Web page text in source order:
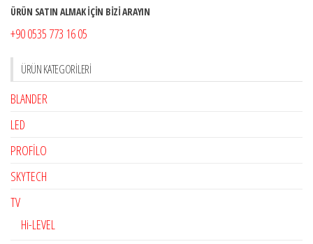
ÜRÜN SATIN ALMAK İÇİN BİZİ ARAYIN
+90 0535 773 16 05
ÜRÜN KATEGORILERI
BLANDER
LED
PROFİLO
SKYTECH
TV
Hi-LEVEL